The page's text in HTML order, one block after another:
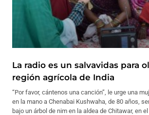
La radio es un salvavidas para
región agrícola de India
“Por favor, cántenos una canción”, le urge una
en la mano a Chenabai Kushwaha, de 80 años,
bajo un árbol de nim en la aldea de Chitawar, en